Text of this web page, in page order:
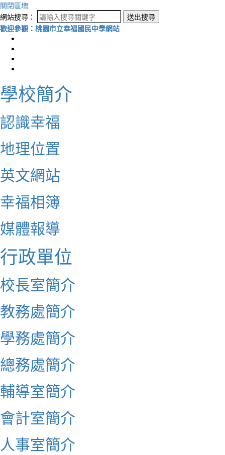
關閉區塊
網站搜尋：
送出搜尋
歡迎參觀：桃園市立幸福國民中學網站
學校簡介
認識幸福
地理位置
英文網站
幸福相簿
媒體報導
行政單位
校長室簡介
教務處簡介
學務處簡介
總務處簡介
輔導室簡介
會計室簡介
人事室簡介